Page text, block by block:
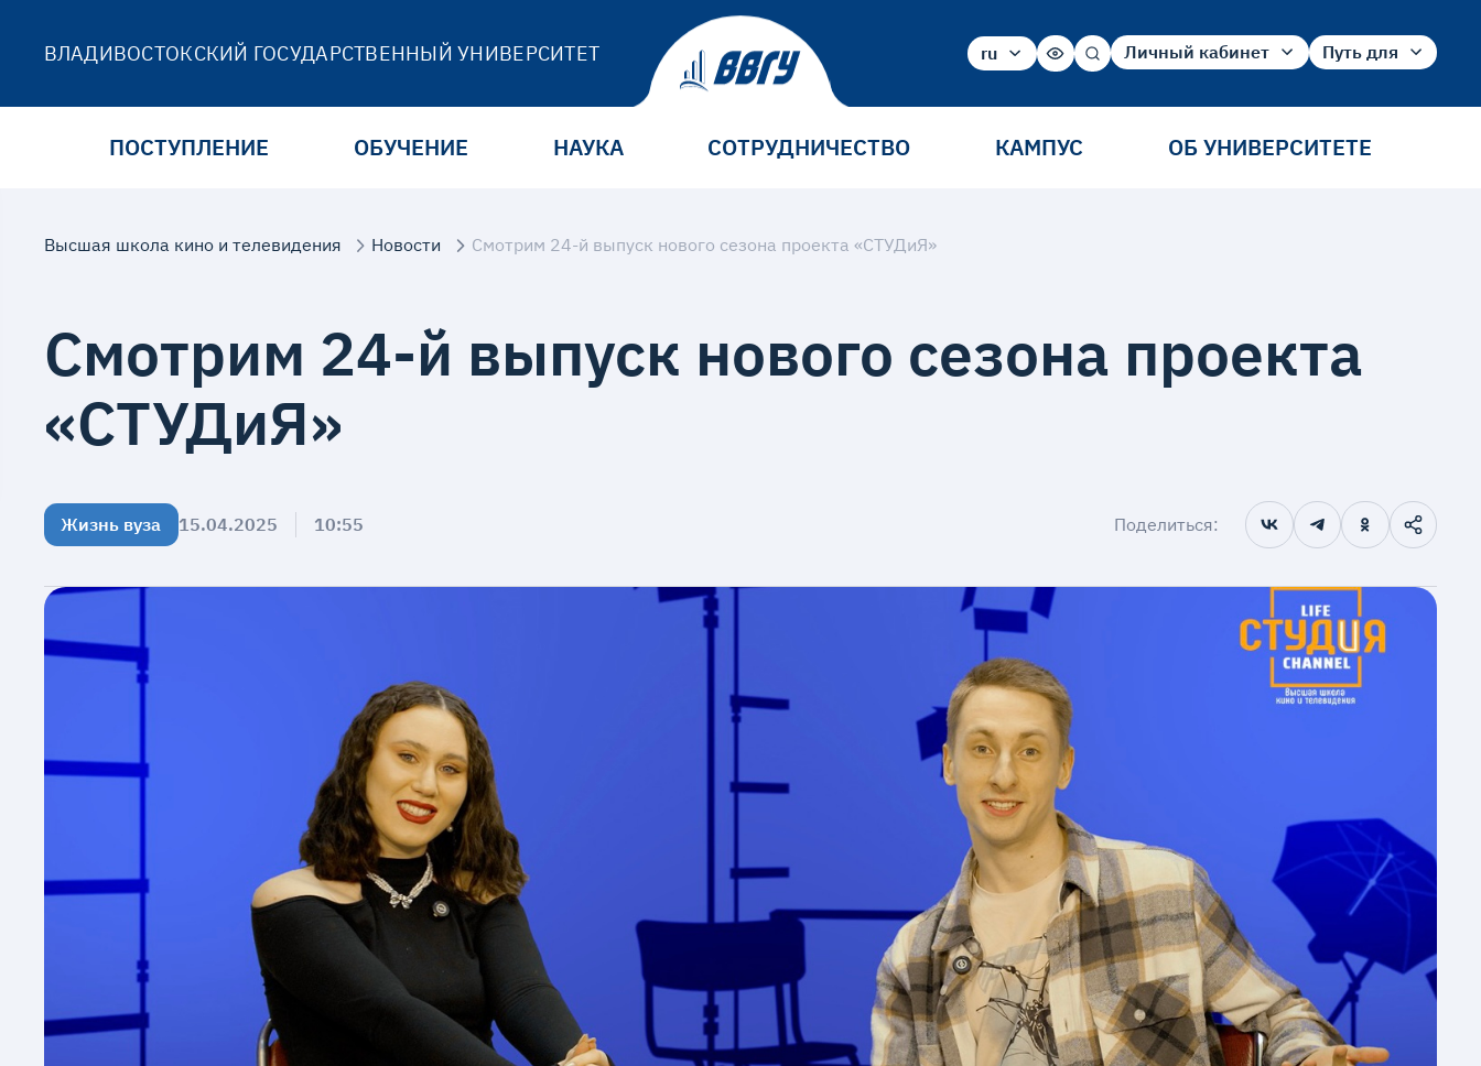
ВЛАДИВОСТОКСКИЙ ГОСУДАРСТВЕННЫЙ УНИВЕРСИТЕТ
ru
cn
Личный кабинет
Путь для
Сотрудника
ПОСТУПЛЕНИЕ ОБУЧЕНИЕ НАУКА СОТРУДНИЧЕСТВО КАМПУС ОБ УНИВЕРСИТЕТЕ
Высшая школа кино и телевидения Новости Смотрим 24-й выпуск нового сезона проекта «СТУДиЯ»
Смотрим 24-й выпуск нового сезона проекта
«СТУДиЯ»
Жизнь вуза 15.04.2025 10:55 Поделиться: